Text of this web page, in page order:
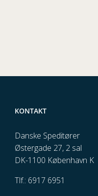
KONTAKT
Danske Speditører
Østergade 27, 2 sal
DK-1100 København K
Tlf.: 6917 6951